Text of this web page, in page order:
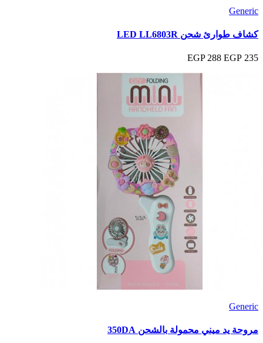
Generic
كشاف طوارئ شحن LED LL6803R
235 EGP
288 EGP
Generic
مروحة يد ميني محمولة بالشحن 350DA